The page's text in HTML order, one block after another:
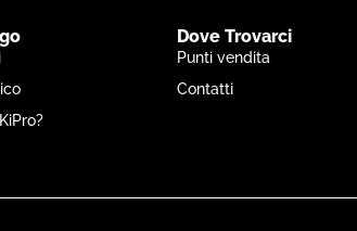
Dove Trovarci
Punti vendita
Contatti